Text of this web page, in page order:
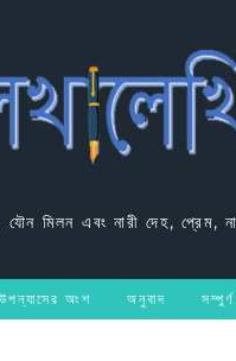
মিলন এবং নারী দেহ, প্রেম,
উপন্যাসের অংশ অনুবাদ